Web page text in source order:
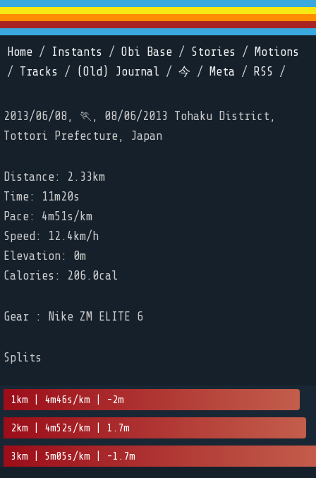
Home / Instants / Obi Base / Stories /
Motions
/ Tracks / (Old) Journal / 今 / Meta / RSS /
2013/06/08, 🏃, 08/06/2013 Tohaku District,
Tottori Prefecture, Japan
Distance: 2.33km
Time: 11m20s
Pace: 4m51s/km
Speed: 12.4km/h
Elevation: 0m
Calories: 206.0cal
Gear : Nike ZM ELITE 6
Splits
1km | 4m46s/km | -2m
2km | 4m52s/km | 1.7m
3km | 5m05s/km | -1.7m